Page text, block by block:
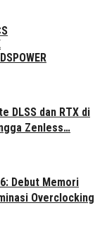
POWER
DLSS dan RTX di
Zenless…
Debut Memori
Overclocking